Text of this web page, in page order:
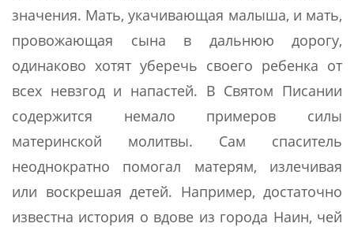
значения. Мать, укачивающая малыша, и мать,
провожающая сына в дальнюю дорогу,
одинаково хотят уберечь своего ребенка от
всех невзгод и напастей. В Святом Писании
содержится немало примеров силы
материнской молитвы. Сам спаситель
неоднократно помогал матерям, излечивая
или воскрешая детей. Например, достаточно
известна история о вдове из города Наин, чей